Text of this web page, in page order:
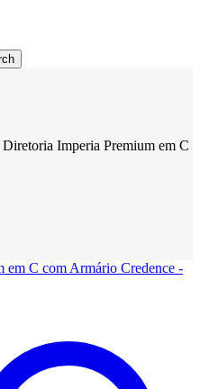
Diretoria Imperia Premium em C